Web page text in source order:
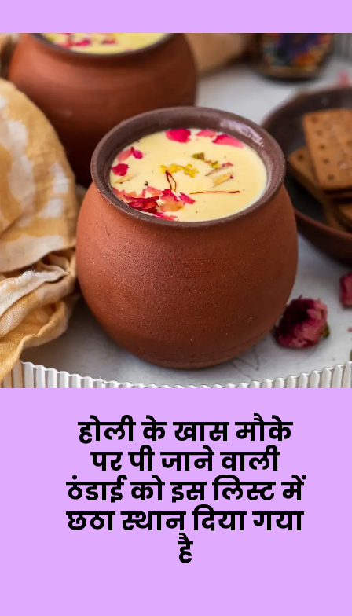
होली के खास मौके
पर पी जाने वाली
ठंडाई को इस लिस्ट में
छठा स्थान दिया गया
है